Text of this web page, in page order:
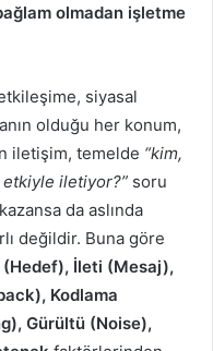
olmadan işletme
siyasal
olduğu her konum,
iletişim, temelde “kim,
iletiyor?” soru
da aslında
değildir. Buna göre
(Hedef), İleti (Mesaj),
Kodlama
Gürültü (Noise),